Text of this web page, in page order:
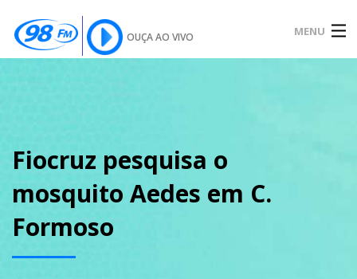
OUÇA AO VIVO MENU
SOBRE
Fiocruz pesquisa o
mosquito Aedes em C.
Formoso